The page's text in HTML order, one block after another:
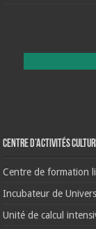
Centre d’activités
Centre de formation
Incubateur de
Unité de calcul